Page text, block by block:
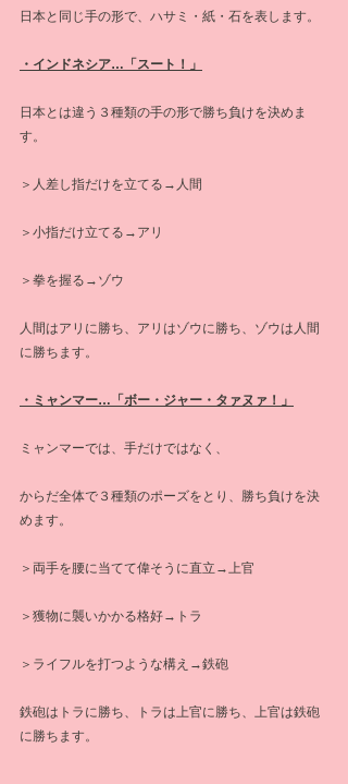
日本と同じ手の形で、ハサミ・紙・石を表します。
・インドネシア…「スート！」
日本とは違う３種類の手の形で勝ち負けを決めま
す。
＞人差し指だけを立てる→人間
＞小指だけ立てる→アリ
＞拳を握る→ゾウ
人間はアリに勝ち、アリはゾウに勝ち、ゾウは人間
に勝ちます。
・ミャンマー…「ボー・ジャー・タァヌァ！」
ミャンマーでは、手だけではなく、
からだ全体で３種類のポーズをとり、勝ち負けを決
めます。
＞両手を腰に当てて偉そうに直立→上官
＞獲物に襲いかかる格好→トラ
＞ライフルを打つような構え→鉄砲
鉄砲はトラに勝ち、トラは上官に勝ち、上官は鉄砲
に勝ちます。